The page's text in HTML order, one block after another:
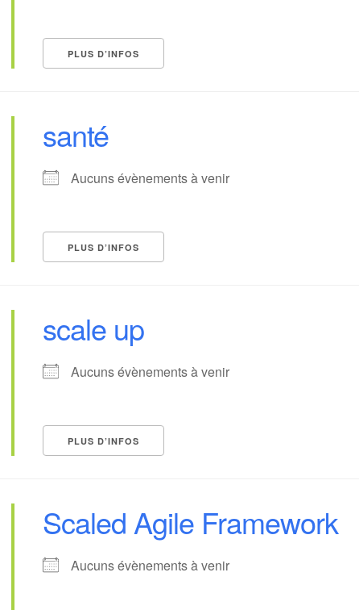
PLUS D’INFOS
santé
Aucuns évènements à venir
PLUS D’INFOS
scale up
Aucuns évènements à venir
PLUS D’INFOS
Scaled Agile Framework
Aucuns évènements à venir